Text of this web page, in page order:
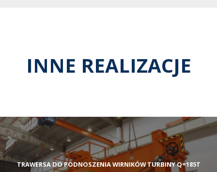
INNE REALIZACJE
TRAWERSA DO PODNOSZENIA WIRNIKÓW TURBINY Q=185T